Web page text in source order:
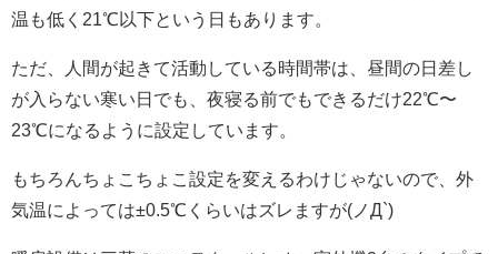
温も低く21℃以下という日もあります。
ただ、人間が起きて活動している時間帯は、昼間の日差し
が入らない寒い日でも、夜寝る前でもできるだけ22℃〜
23℃になるように設定しています。
もちろんちょこちょこ設定を変えるわけじゃないので、外
気温によっては±0.5℃くらいはズレますが(ノД`)